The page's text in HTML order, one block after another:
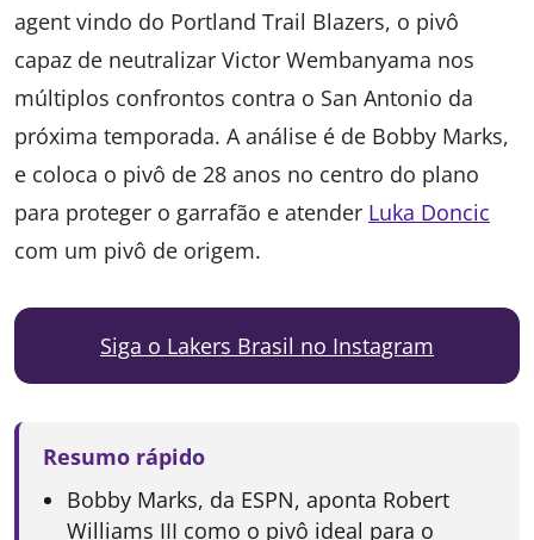
agent vindo do Portland Trail Blazers, o pivô
capaz de neutralizar Victor Wembanyama nos
múltiplos confrontos contra o San Antonio da
próxima temporada. A análise é de Bobby Marks,
e coloca o pivô de 28 anos no centro do plano
para proteger o garrafão e atender Luka Doncic
com um pivô de origem.
Siga o Lakers Brasil no Instagram
Resumo rápido
Bobby Marks, da ESPN, aponta Robert
Williams III como o pivô ideal para o